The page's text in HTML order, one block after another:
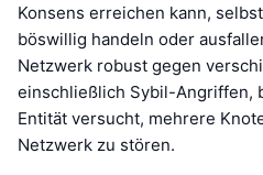
Konsens erreichen kann,
böswillig handeln oder
Netzwerk robust gegen
einschließlich Sybil-Angriffen,
Entität versucht, mehrere
Netzwerk zu stören.